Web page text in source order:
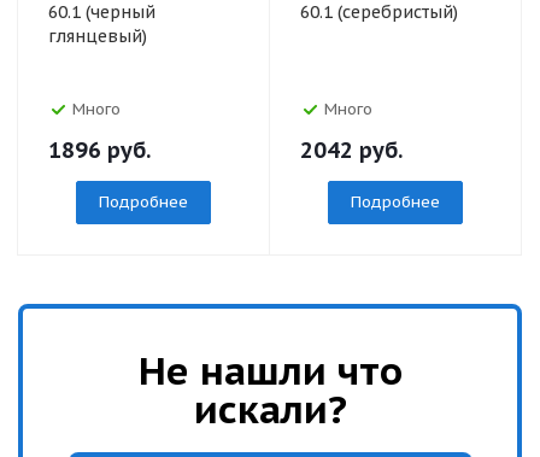
60.1 (черный
глянцевый)
Много
1896 руб.
Подробнее
60.1 (серебристый)
Много
2042 руб.
Подробнее
Не нашли что
искали?